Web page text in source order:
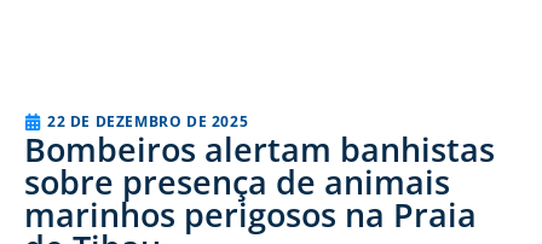
22 DE DEZEMBRO DE 2025
Bombeiros alertam banhistas
sobre presença de animais
marinhos perigosos na Praia